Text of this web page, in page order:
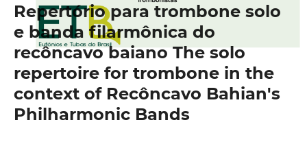
Repertório para trombone solo
e banda filarmônica do
recôncavo baiano The solo
repertoire for trombone in the
context of Recôncavo Bahian's
Philharmonic Bands